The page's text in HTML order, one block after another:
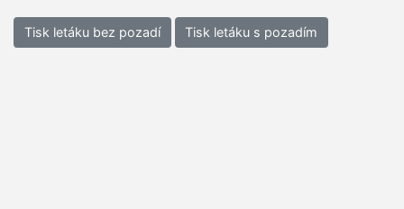
Tisk letáku bez pozadí Tisk letáku s pozadím